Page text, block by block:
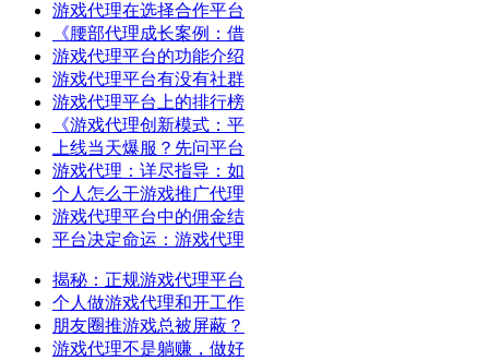
游戏代理在选择合作平台
《腰部代理成长案例：借
游戏代理平台的功能介绍
游戏代理平台有没有社群
游戏代理平台上的排行榜
《游戏代理创新模式：平
上线当天爆服？先问平台
游戏代理：详尽指导：如
个人怎么干游戏推广代理
游戏代理平台中的佣金结
平台决定命运：游戏代理
揭秘：正规游戏代理平台
个人做游戏代理和开工作
朋友圈推游戏总被屏蔽？
游戏代理不是躺赚，做好